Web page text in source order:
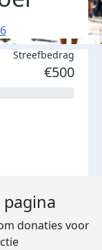
Streefbedrag
€500
donaties voor